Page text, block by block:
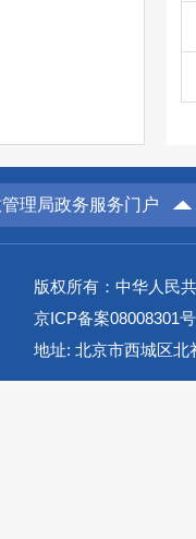
理局政务服务门户
版权所有：中华人民
京ICP备案08008301号
地址: 北京市西城区北